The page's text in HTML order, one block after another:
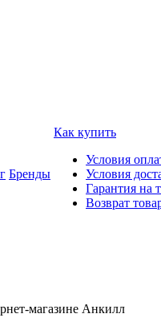
Бренды
Как купить
Условия
Условия
Гарантия на
Возврат
магазине Анкилл